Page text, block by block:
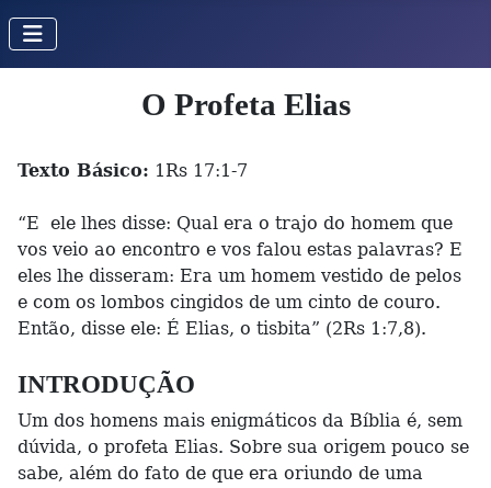
O Profeta Elias
Texto Básico: 1Rs 17:1-7
“E ele lhes disse: Qual era o trajo do homem que
vos veio ao encontro e vos falou estas palavras? E
eles lhe disseram: Era um homem vestido de pelos
e com os lombos cingidos de um cinto de couro.
Então, disse ele: É Elias, o tisbita” (2Rs 1:7,8).
INTRODUÇÃO
Um dos homens mais enigmáticos da Bíblia é, sem
dúvida, o profeta Elias. Sobre sua origem pouco se
sabe, além do fato de que era oriundo de uma